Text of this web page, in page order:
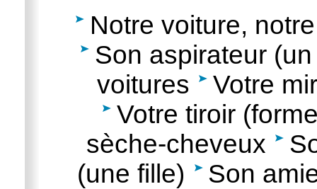
Notre voiture,
Son aspirateur
voitures
Votre
Votre tiroir
sèche-cheveux
(une fille)
Son